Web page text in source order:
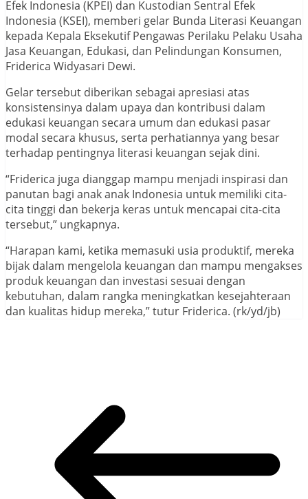
Efek Indonesia (KPEI) dan Kustodian Sentral Efek
Indonesia (KSEI), memberi gelar Bunda Literasi Keuangan
kepada Kepala Eksekutif Pengawas Perilaku Pelaku Usaha
Jasa Keuangan, Edukasi, dan Pelindungan Konsumen,
Friderica Widyasari Dewi.
Gelar tersebut diberikan sebagai apresiasi atas
konsistensinya dalam upaya dan kontribusi dalam
edukasi keuangan secara umum dan edukasi pasar
modal secara khusus, serta perhatiannya yang besar
terhadap pentingnya literasi keuangan sejak dini.
“Friderica juga dianggap mampu menjadi inspirasi dan
panutan bagi anak anak Indonesia untuk memiliki cita-
cita tinggi dan bekerja keras untuk mencapai cita-cita
tersebut,” ungkapnya.
“Harapan kami, ketika memasuki usia produktif, mereka
bijak dalam mengelola keuangan dan mampu mengakses
produk keuangan dan investasi sesuai dengan
kebutuhan, dalam rangka meningkatkan kesejahteraan
dan kualitas hidup mereka,” tutur Friderica. (rk/yd/jb)